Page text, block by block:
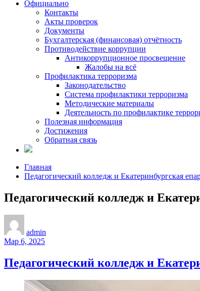
Официально
Контакты
Акты проверок
Документы
Бухгалтерская (финансовая) отчётность
Противодействие коррупции
Антикоррупционное просвещение
Жалобы на всё
Профилактика терроризма
Законодательство
Система профилактики терроризма
Методические материалы
Деятельность по профилактике
Полезная информация
Достижения
Обратная связь
Главная
Педагогический колледж и Екатеринбургская
Педагогический колледж и
admin
Мар 6, 2025
Педагогический колледж и